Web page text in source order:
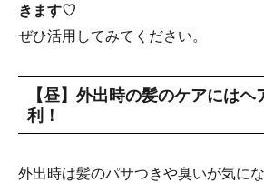
きます♡
ぜひ活用してみてください。
【昼】外出時の髪のケアにはヘ
利！
外出時は髪のパサつきや臭いが気に